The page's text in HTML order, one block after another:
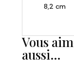
8,2 cm
Vous
aussi…